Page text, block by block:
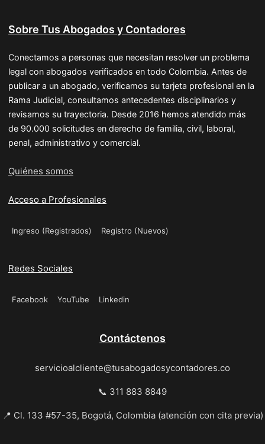
Sobre Tus Abogados y Contadores
Conectamos a personas que necesitan resolver un problema
legal con abogados verificados en todo Colombia. Antes de
publicar a un abogado, verificamos su tarjeta profesional en la
Rama Judicial, consultamos antecedentes disciplinarios y
revisamos su trayectoria. Desde 2016 hemos atendido más
de 90.000 solicitudes en derecho de familia, civil, laboral,
penal, administrativo y comercial.
Quiénes somos
Acceso a Profesionales
Ingreso (Registrados) Registro (Nuevos)
Redes Sociales
Facebook YouTube Linkedin
Contáctenos
servicioalcliente@tusabogadosycontadores.co
📞 311 883 8849
📍 Cl. 133 #57-35, Bogotá, Colombia (atención con cita previa)